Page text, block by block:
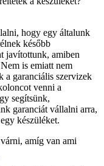
hogy egy általunk
később
javítottunk, amiben
is emiatt nem
a garanciális szervizek
venni a
segítsünk,
garanciát vállalni arra,
készüléket.
amíg van ami